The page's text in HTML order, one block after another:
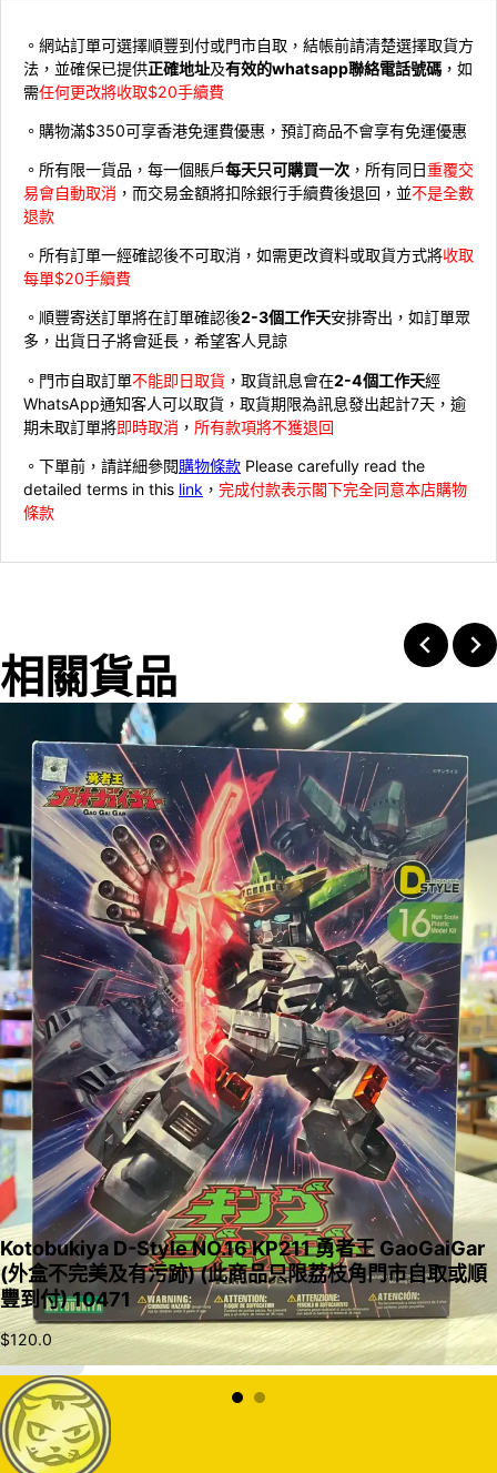
。網站訂單可選擇順豐到付或門市自取，結帳前請清楚選擇取貨方
法，並確保已提供正確地址及有效的whatsapp聯絡電話號碼 ，如
需任何更改將收取$20手續費
。購物滿$350可享香港免運費優惠，預訂商品不會享有免運優惠
。所有限一貨品，每一個賬戶每天只可購買一次 ，所有同日重覆交
易會自動取消 ，而交易金額將扣除銀行手續費後退回，並不是全數
退款
。所有訂單一經確認後不可取消，如需更改資料或取貨方式將收取
每單$20手續費
。順豐寄送訂單將在訂單確認後2-3個工作天安排寄出，如訂單眾
多，出貨日子將會延長，希望客人見諒
。門市自取訂單不能即日取貨 ，取貨訊息會在2-4個工作天經
WhatsApp通知客人可以取貨，取貨期限為訊息發出起計7天，逾
期未取訂單將即時取消 ， 所有款項將不獲退回
。下單前，請詳細參閱購物條款 Please carefully read the
detailed terms in this link ， 完成付款表示閣下完全同意本店購物
條款
相關貨品
入購物車
Kotobukiya D-Style NO.16 KP211 勇者王 GaoGaiGar
(外盒不完美及有污跡) (此商品只限荔枝角門市自取或順
豐到付) 10471
$120.0